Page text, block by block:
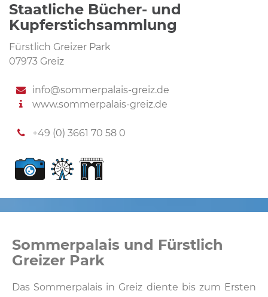
Staatliche Bücher- und
Kupferstichsammlung
Fürstlich Greizer Park
07973 Greiz
info@sommerpalais-greiz.de
www.sommerpalais-greiz.de
+49 (0) 3661 70 58 0
Sommerpalais und Fürstlich
Greizer Park
Das Sommerpalais in Greiz diente bis zum Ersten